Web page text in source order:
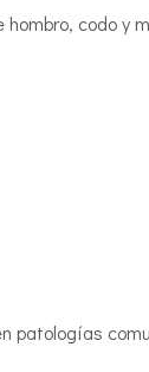
codo y
patologías